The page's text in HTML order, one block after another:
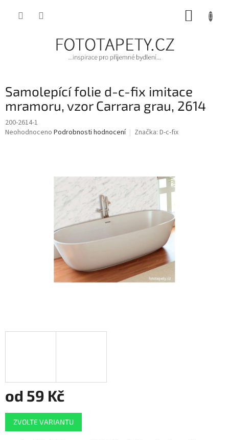
Samolepící folie d-c-fix imitace
mramoru, vzor Carrara grau, 2614
200-2614-1
Průměrné
Neohodnoceno Podrobnosti hodnocení Značka: D-c-fix
od 59 Kč
Měrná
cena:
ZVOLTE VARIANTU